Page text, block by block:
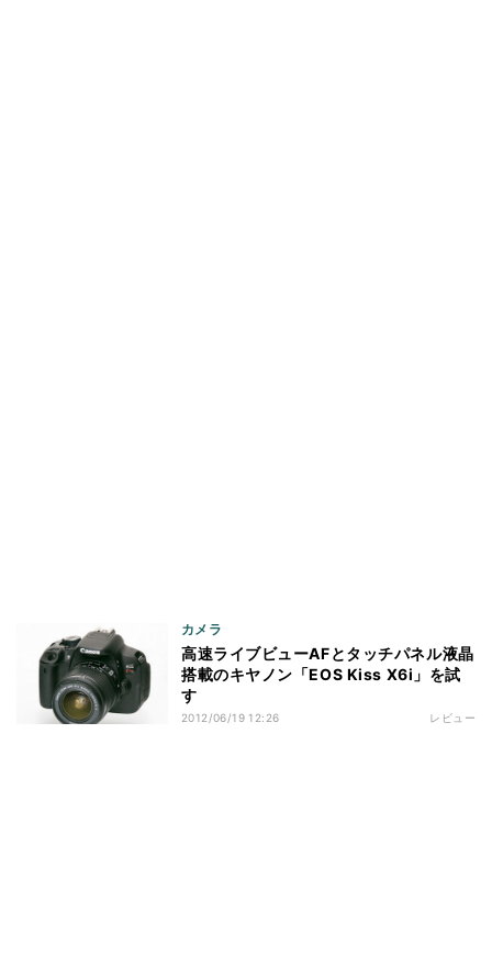
カメラ
高速ライブビューAFとタッチパネル液晶
搭載のキヤノン「EOS Kiss X6i」を試
す
2012/06/19 12:26 レビュー